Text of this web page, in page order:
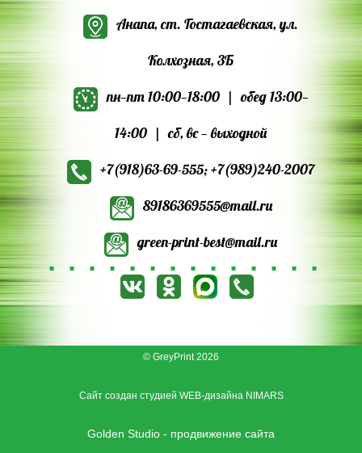
Анапа, ст. Гостагаевская, ул.
Колхозная, 3Б
пн—пт 10:00—18:00 | обед 13:00—
14:00 | сб, вс — выходной
+7(918)63‑69‑555;+7(989)240‑2007
89186369555@mail.ru
green-print-best@mail.ru
© GreyPrint 2026
Сайт создан студией WEB-дизайна NIMARS
Golden Studio - продвижение сайта